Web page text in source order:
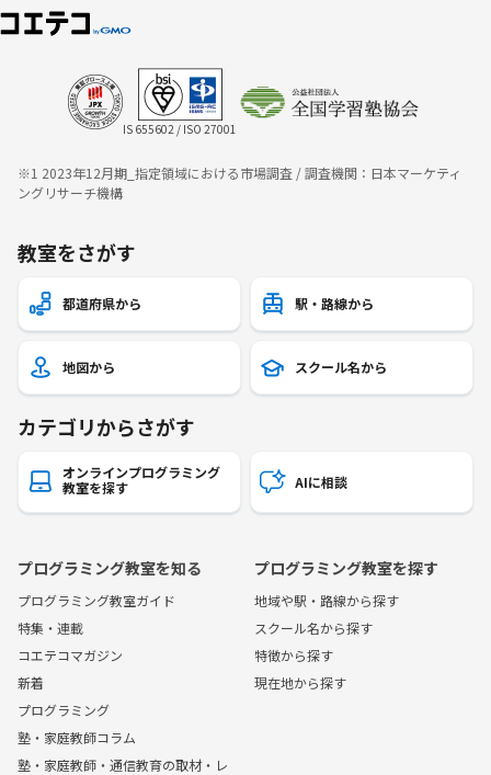
IS 655602 / ISO 27001
※1 2023年12月期_指定領域における市場調査 / 調査機関：日本マーケティ
ングリサーチ機構
教室をさがす
都道府県から 駅・路線から
地図から スクール名から
カテゴリからさがす
オンラインプログラミング
教室を探す
AIに相談
プログラミング教室を知る
プログラミング教室ガイド
特集・連載
コエテコマガジン
新着
プログラミング
塾・家庭教師コラム
塾・家庭教師・通信教育の取材・レ
プログラミング教室を探す
地域や駅・路線から探す
スクール名から探す
特徴から探す
現在地から探す